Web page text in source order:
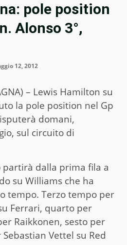
pole position
Alonso 3°,
12, 2012
– Lewis Hamilton su
la pole position nel Gp
domani,
sul circuito di
dalla prima fila a
su Williams che ha
tempo. Terzo tempo per
Ferrari, quarto per
Raikkonen, sesto per
Vettel su Red